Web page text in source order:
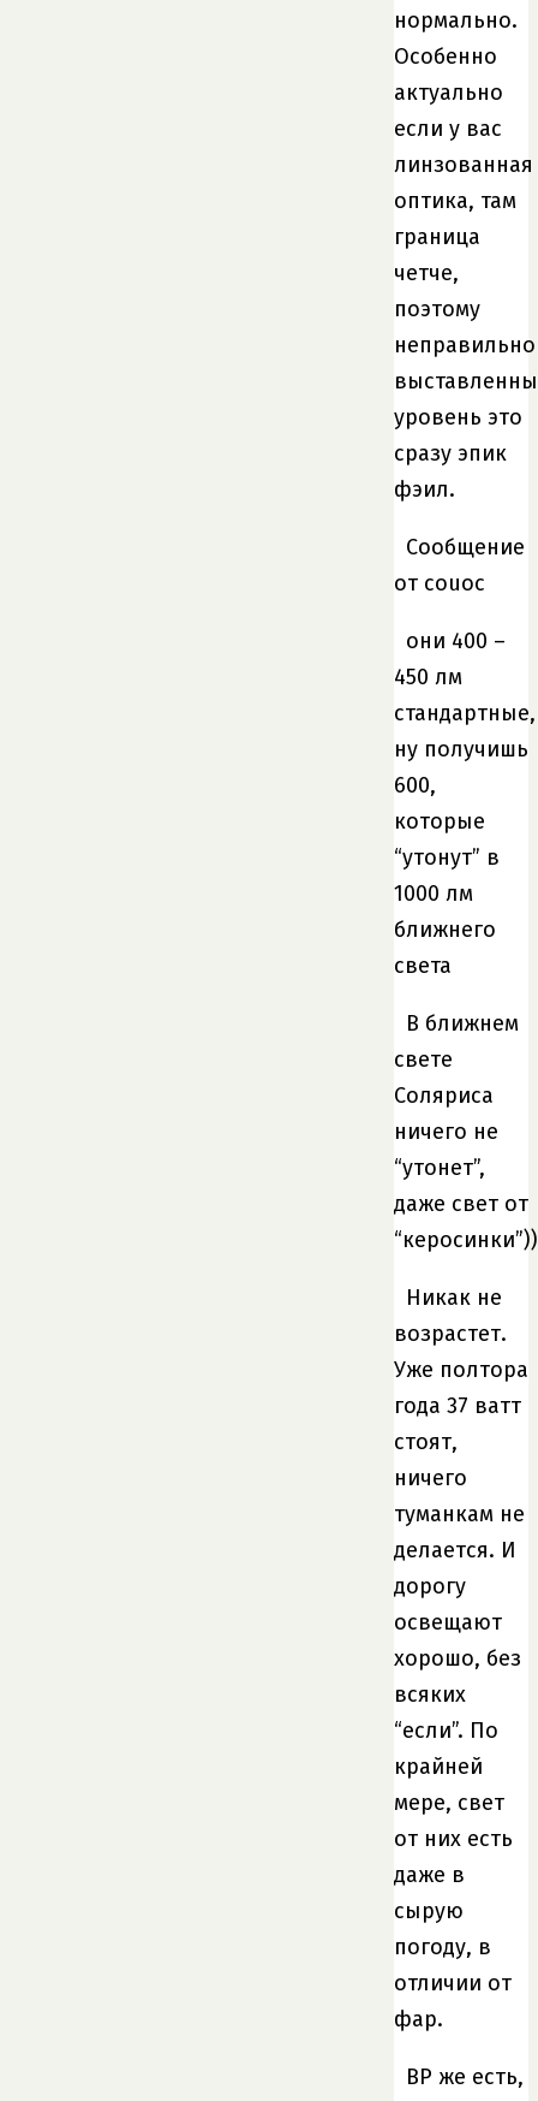
нормально.
Особенно
актуально
если у вас
линзованная
оптика, там
граница
четче,
поэтому
неправильно
уровень это
сразу эпик
фэил.
Сообщение
от couoc
они 400 –
450 лм
стандартные,
ну получишь
600,
которые
“утонут” в
1000 лм
ближнего
света
В ближнем
свете
Соляриса
ничего не
“утонет”,
даже свет от
“керосинки”))
Никак не
возрастет.
Уже полтора
года 37 ватт
стоят,
ничего
туманкам не
делается. И
дорогу
освещают
хорошо, без
всяких
“если”. По
крайней
мере, свет
от них есть
даже в
сырую
погоду, в
отличии от
фар.
ВР же есть,